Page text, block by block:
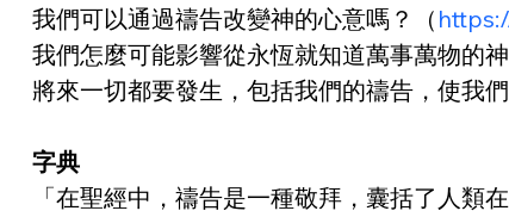
我們可以通過禱告改變神的心意嗎？（
我們怎麼可能影響從永恆就知道萬事萬物的
將來一切都要發生，包括我們的禱告，使我
字典
「在聖經中，禱告是一種敬拜，囊括了人